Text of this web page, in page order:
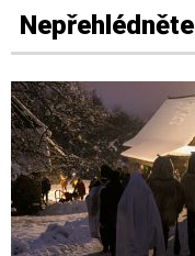
Nepřehlédněte